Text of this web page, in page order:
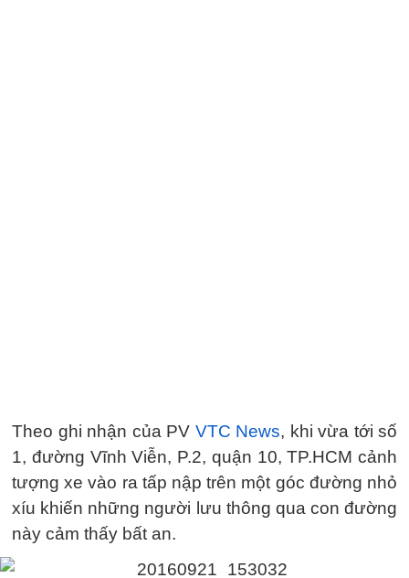
Theo ghi nhận của PV VTC News, khi vừa tới số
1, đường Vĩnh Viễn, P.2, quận 10, TP.HCM cảnh
tượng xe vào ra tấp nập trên một góc đường nhỏ
xíu khiến những người lưu thông qua con đường
này cảm thấy bất an.